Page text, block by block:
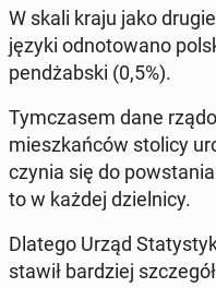
W skali kraju jako
języki odno­towano
pendżab­s­ki (0,5%).
Tym­cza­sem dane
mieszkańców stolicy
czy­nia się do
to w każdej dziel­ni­cy.
Dlatego Urząd
staw­ił bardziej